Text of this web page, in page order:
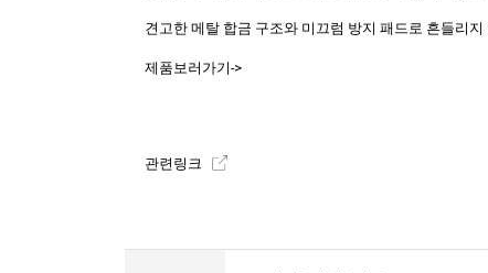
견고한 메탈 합금 구조와 미끄럼 방지 패드로 흔들리
제품보러가기->
관련링크